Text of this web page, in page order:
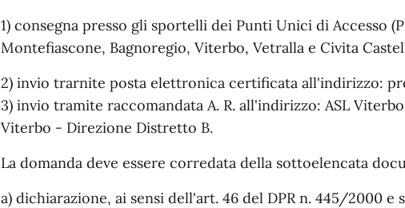
1) consegna presso gli sportelli dei Punti Unici di Accesso
Montefiascone, Bagnoregio, Viterbo, Vetralla e Civita
2) invio trarnite posta elettronica certificata all'indirizzo:
3) invio tramite raccomandata A. R. all'indirizzo: ASL
Viterbo - Direzione Distretto B.
La domanda deve essere corredata della sottoelencata
a) dichiarazione, ai sensi dell'art. 46 del DPR n. 445/2000 e